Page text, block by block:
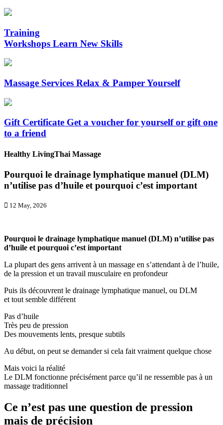
Training
Workshops Learn New Skills
Massage Services Relax & Pamper Yourself
Gift Certificate Get a voucher for yourself or gift one
to a friend
Healthy LivingThai Massage
Pourquoi le drainage lymphatique manuel (DLM)
n’utilise pas d’huile et pourquoi c’est important
12 May, 2026
Pourquoi le drainage lymphatique manuel (DLM) n’utilise pas
d’huile et pourquoi c’est important
La plupart des gens arrivent à un massage en s’attendant à de l’huile,
de la pression et un travail musculaire en profondeur
Puis ils découvrent le drainage lymphatique manuel, ou DLM
et tout semble différent
Pas d’huile
Très peu de pression
Des mouvements lents, presque subtils
Au début, on peut se demander si cela fait vraiment quelque chose
Mais voici la réalité
Le DLM fonctionne précisément parce qu’il ne ressemble pas à un
massage traditionnel
Ce n’est pas une question de pression
mais de précision